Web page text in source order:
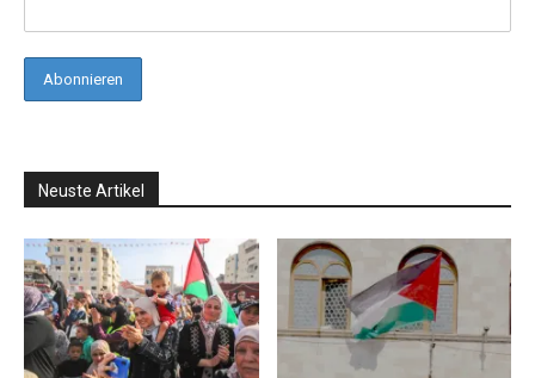
Neuste Artikel